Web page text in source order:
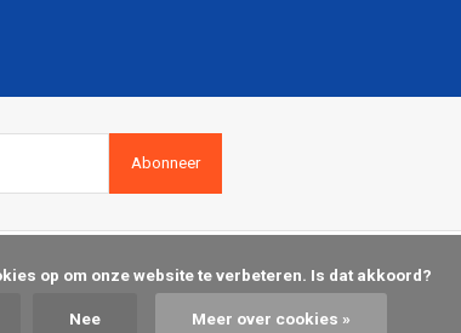
Abonneer
Nee Meer over cookies »